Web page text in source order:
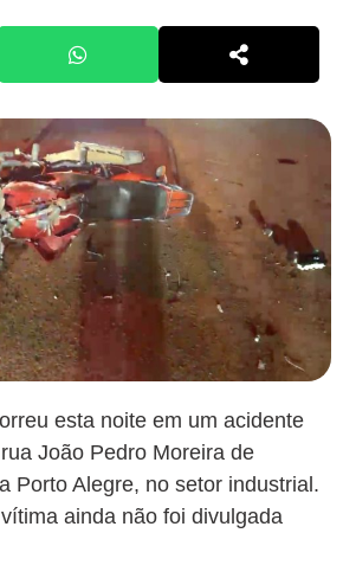
esta noite em um acidente
João Pedro Moreira de
Porto Alegre, no setor industrial.
ainda não foi divulgada